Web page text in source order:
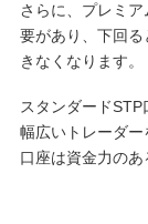
さらに、プレミ
要があり、下回
きなくなります。
スタンダード
幅広いトレーダ
口座は資金力のあ